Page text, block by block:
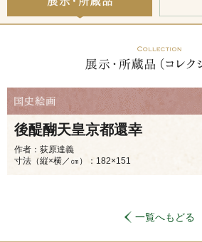
後醍醐天皇京都還幸
作者：荻原達義
寸法（縦×横／㎝）：182×151
一覧へもどる